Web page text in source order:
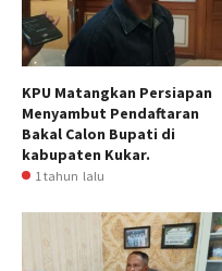
KPU Matangkan Persiapan
Menyambut Pendaftaran
Bakal Calon Bupati di
kabupaten Kukar.
1 tahun lalu